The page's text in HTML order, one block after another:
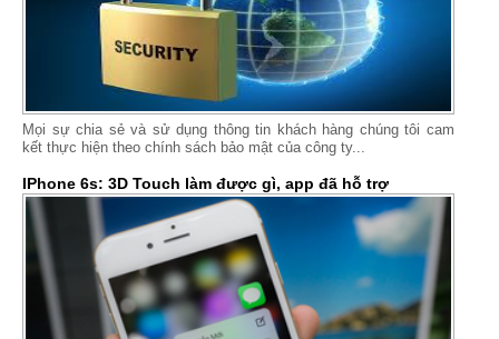
Mọi sự chia sẻ và sử dụng thông tin khách hàng chúng tôi cam
kết thực hiện theo chính sách bảo mật của công ty...
IPhone 6s: 3D Touch làm được gì, app đã hỗ trợ